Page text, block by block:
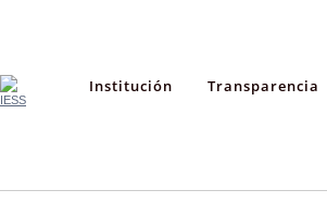
Institución Transparencia